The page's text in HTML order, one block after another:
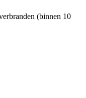
(binnen 10